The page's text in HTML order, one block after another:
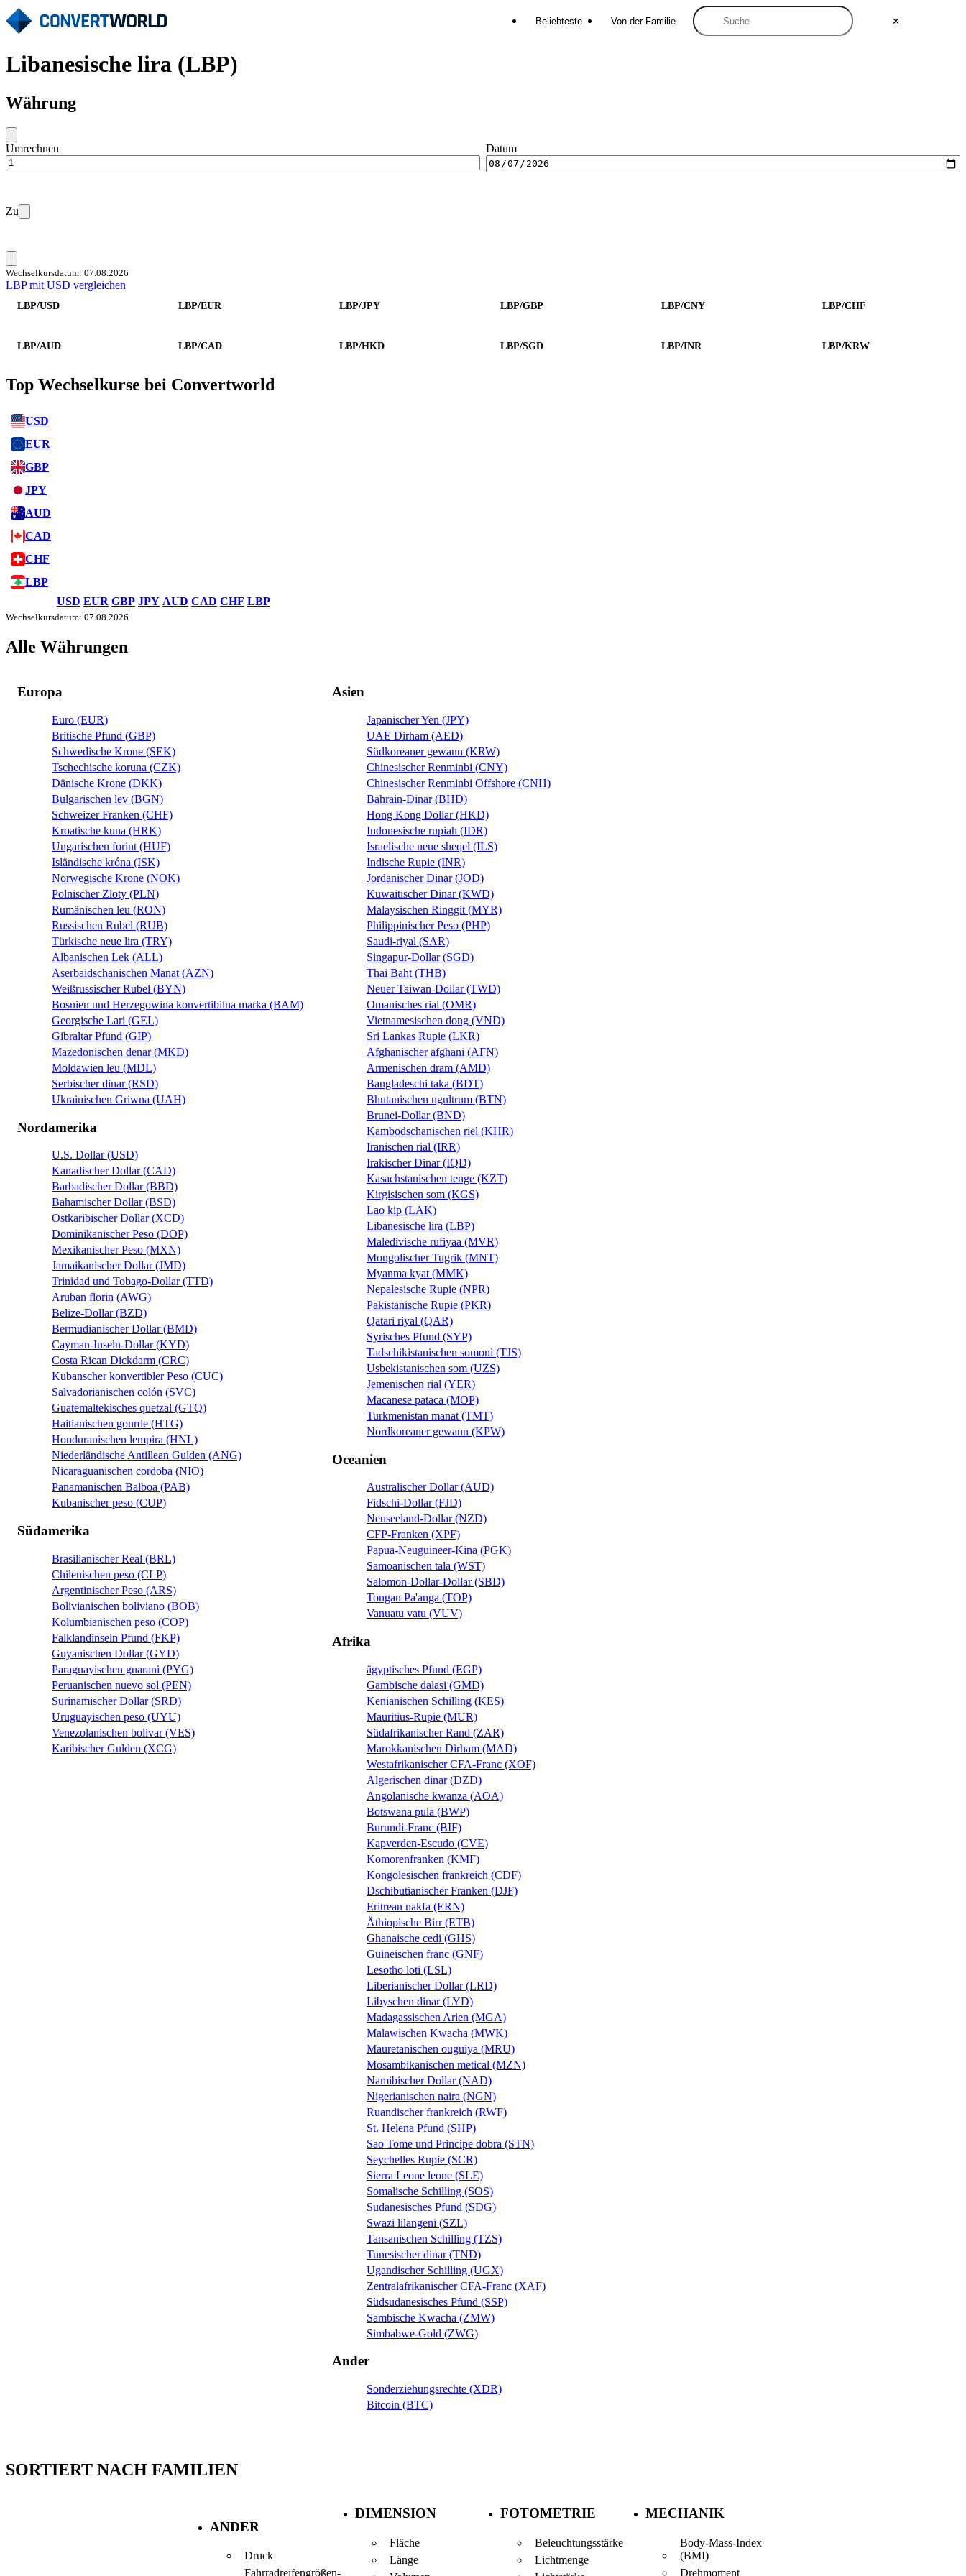
✕
Beliebteste Von der Familie
Libanesische lira (LBP)
Währung
Umrechnen Datum
Zu
Wechselkursdatum: 07.08.2026
LBP mit USD vergleichen
LBP/USD LBP/EUR LBP/JPY LBP/GBP LBP/CNY LBP/CHF
LBP/AUD LBP/CAD LBP/HKD LBP/SGD LBP/INR LBP/KRW
Top Wechselkurse bei Convertworld
USD
EUR
GBP
JPY
AUD
CAD
CHF
LBP
USD EUR GBP JPY AUD CAD CHF LBP
Wechselkursdatum: 07.08.2026
Alle Währungen
Europa
Euro (EUR)
Britische Pfund (GBP)
Schwedische Krone (SEK)
Tschechische koruna (CZK)
Dänische Krone (DKK)
Bulgarischen lev (BGN)
Schweizer Franken (CHF)
Kroatische kuna (HRK)
Ungarischen forint (HUF)
Isländische króna (ISK)
Norwegische Krone (NOK)
Polnischer Zloty (PLN)
Rumänischen leu (RON)
Russischen Rubel (RUB)
Türkische neue lira (TRY)
Albanischen Lek (ALL)
Aserbaidschanischen Manat (AZN)
Weißrussischer Rubel (BYN)
Bosnien und Herzegowina konvertibilna marka (BAM)
Georgische Lari (GEL)
Gibraltar Pfund (GIP)
Mazedonischen denar (MKD)
Moldawien leu (MDL)
Serbischer dinar (RSD)
Ukrainischen Griwna (UAH)
Nordamerika
U.S. Dollar (USD)
Kanadischer Dollar (CAD)
Barbadischer Dollar (BBD)
Bahamischer Dollar (BSD)
Ostkaribischer Dollar (XCD)
Dominikanischer Peso (DOP)
Mexikanischer Peso (MXN)
Jamaikanischer Dollar (JMD)
Trinidad und Tobago-Dollar (TTD)
Aruban florin (AWG)
Belize-Dollar (BZD)
Bermudianischer Dollar (BMD)
Cayman-Inseln-Dollar (KYD)
Costa Rican Dickdarm (CRC)
Kubanscher konvertibler Peso (CUC)
Salvadorianischen colón (SVC)
Guatemaltekisches quetzal (GTQ)
Haitianischen gourde (HTG)
Honduranischen lempira (HNL)
Niederländische Antillean Gulden (ANG)
Nicaraguanischen cordoba (NIO)
Panamanischen Balboa (PAB)
Kubanischer peso (CUP)
Südamerika
Brasilianischer Real (BRL)
Chilenischen peso (CLP)
Argentinischer Peso (ARS)
Bolivianischen boliviano (BOB)
Kolumbianischen peso (COP)
Falklandinseln Pfund (FKP)
Guyanischen Dollar (GYD)
Paraguayischen guarani (PYG)
Peruanischen nuevo sol (PEN)
Surinamischer Dollar (SRD)
Uruguayischen peso (UYU)
Venezolanischen bolivar (VES)
Karibischer Gulden (XCG)
Asien
Japanischer Yen (JPY)
UAE Dirham (AED)
Südkoreaner gewann (KRW)
Chinesischer Renminbi (CNY)
Chinesischer Renminbi Offshore (CNH)
Bahrain-Dinar (BHD)
Hong Kong Dollar (HKD)
Indonesische rupiah (IDR)
Israelische neue sheqel (ILS)
Indische Rupie (INR)
Jordanischer Dinar (JOD)
Kuwaitischer Dinar (KWD)
Malaysischen Ringgit (MYR)
Philippinischer Peso (PHP)
Saudi-riyal (SAR)
Singapur-Dollar (SGD)
Thai Baht (THB)
Neuer Taiwan-Dollar (TWD)
Omanisches rial (OMR)
Vietnamesischen dong (VND)
Sri Lankas Rupie (LKR)
Afghanischer afghani (AFN)
Armenischen dram (AMD)
Bangladeschi taka (BDT)
Bhutanischen ngultrum (BTN)
Brunei-Dollar (BND)
Kambodschanischen riel (KHR)
Iranischen rial (IRR)
Irakischer Dinar (IQD)
Kasachstanischen tenge (KZT)
Kirgisischen som (KGS)
Lao kip (LAK)
Libanesische lira (LBP)
Maledivische rufiyaa (MVR)
Mongolischer Tugrik (MNT)
Myanma kyat (MMK)
Nepalesische Rupie (NPR)
Pakistanische Rupie (PKR)
Qatari riyal (QAR)
Syrisches Pfund (SYP)
Tadschikistanischen somoni (TJS)
Usbekistanischen som (UZS)
Jemenischen rial (YER)
Macanese pataca (MOP)
Turkmenistan manat (TMT)
Nordkoreaner gewann (KPW)
Oceanien
Australischer Dollar (AUD)
Fidschi-Dollar (FJD)
Neuseeland-Dollar (NZD)
CFP-Franken (XPF)
Papua-Neuguineer-Kina (PGK)
Samoanischen tala (WST)
Salomon-Dollar-Dollar (SBD)
Tongan Pa'anga (TOP)
Vanuatu vatu (VUV)
Afrika
ägyptisches Pfund (EGP)
Gambische dalasi (GMD)
Kenianischen Schilling (KES)
Mauritius-Rupie (MUR)
Südafrikanischer Rand (ZAR)
Marokkanischen Dirham (MAD)
Westafrikanischer CFA-Franc (XOF)
Algerischen dinar (DZD)
Angolanische kwanza (AOA)
Botswana pula (BWP)
Burundi-Franc (BIF)
Kapverden-Escudo (CVE)
Komorenfranken (KMF)
Kongolesischen frankreich (CDF)
Dschibutianischer Franken (DJF)
Eritrean nakfa (ERN)
Äthiopische Birr (ETB)
Ghanaische cedi (GHS)
Guineischen franc (GNF)
Lesotho loti (LSL)
Liberianischer Dollar (LRD)
Libyschen dinar (LYD)
Madagassischen Arien (MGA)
Malawischen Kwacha (MWK)
Mauretanischen ouguiya (MRU)
Mosambikanischen metical (MZN)
Namibischer Dollar (NAD)
Nigerianischen naira (NGN)
Ruandischer frankreich (RWF)
St. Helena Pfund (SHP)
Sao Tome und Principe dobra (STN)
Seychelles Rupie (SCR)
Sierra Leone leone (SLE)
Somalische Schilling (SOS)
Sudanesisches Pfund (SDG)
Swazi lilangeni (SZL)
Tansanischen Schilling (TZS)
Tunesischer dinar (TND)
Ugandischer Schilling (UGX)
Zentralafrikanischer CFA-Franc (XAF)
Südsudanesisches Pfund (SSP)
Sambische Kwacha (ZMW)
Simbabwe-Gold (ZWG)
Ander
Sonderziehungsrechte (XDR)
Bitcoin (BTC)
SORTIERT NACH FAMILIEN
ANDER
Druck
Fahrradreifengrößen-
DIMENSION
Fläche
Länge
FOTOMETRIE
Beleuchtungsstärke
Lichtmenge
MECHANIK
Body-Mass-Index
(BMI)
Drehmoment